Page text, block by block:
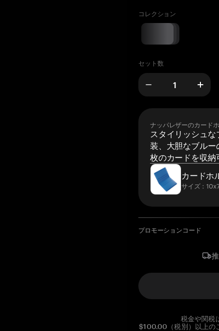
コレクション
セット数
ナッパレザーのカード
スタイリッシュ
装、大胆なブルー
枚のカードを収納
カードホ
サイズ：
プロモーションコード
税金や関税
$100.00（税別）以上の